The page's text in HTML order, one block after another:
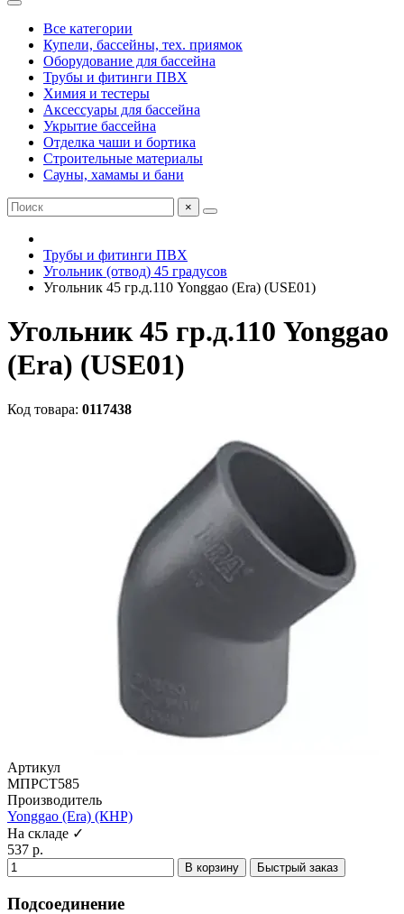
Все категории
Купели, бассейны, тех. приямок
Оборудование для бассейна
Трубы и фитинги ПВХ
Химия и тестеры
Аксессуары для бассейна
Укрытие бассейна
Отделка чаши и бортика
Строительные материалы
Сауны, хамамы и бани
×
Трубы и фитинги ПВХ
Угольник (отвод) 45 градусов
Угольник 45 гр.д.110 Yonggao (Era) (USE01)
Угольник 45 гр.д.110 Yonggao
(Era) (USE01)
Код товара: 0117438
Артикул
МПРСТ585
Производитель
Yonggao (Era) (КНР)
На складе ✓
537 р.
В корзину Быстрый заказ
Подсоединение